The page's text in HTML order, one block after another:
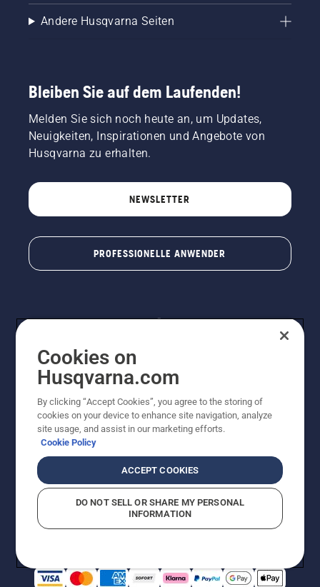
Andere Husqvarna Seiten
Bleiben Sie auf dem Laufenden!
Melden Sie sich noch heute an, um Updates,
Neuigkeiten, Inspirationen und Angebote von
Husqvarna zu erhalten.
NEWSLETTER
PROFESSIONELLE ANWENDER
© Husqvarna® AB (publ). Alle Rechte vorbehalten. Die
Preisangaben sind unverbindliche Preisempfehlungen
von Husqvarna Schweiz AG an den teilnehmenden
Fachhandel, Preise in CHF inklusive 8,1% MWST und
unverbindliche Preisempfehlungen (inkl. MwSt), es sei
denn sie sind für den direkten Kauf verfügbar.
Cookie-RichtlinieNutzungsbedingungen Datenschutzerklärung
Vermutete Verstöße melden
Cookies on
Husqvarna.com
By clicking “Accept Cookies”, you agree to the storing of
cookies on your device to enhance site navigation, analyze
site usage, and assist in our marketing efforts.
Cookie Policy
ACCEPT COOKIES
DO NOT SELL OR SHARE MY PERSONAL
INFORMATION